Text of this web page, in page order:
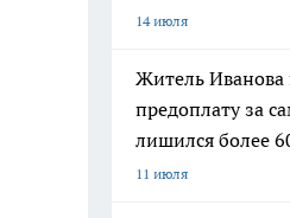
14 июля
Житель Иванова
предоплату за
лишился более
11 июля